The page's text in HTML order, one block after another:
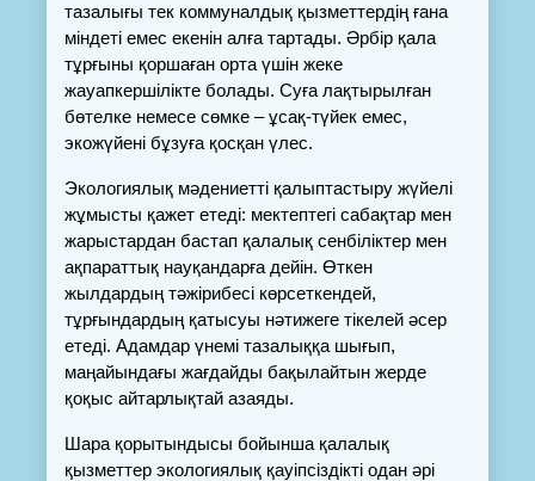
тазалығы тек коммуналдық қызметтердің ғана
міндеті емес екенін алға тартады. Әрбір қала
тұрғыны қоршаған орта үшін жеке
жауапкершілікте болады. Суға лақтырылған
бөтелке немесе сөмке – ұсақ-түйек емес,
экожүйені бұзуға қосқан үлес.
Экологиялық мәдениетті қалыптастыру жүйелі
жұмысты қажет етеді: мектептегі сабақтар мен
жарыстардан бастап қалалық сенбіліктер мен
ақпараттық науқандарға дейін. Өткен
жылдардың тәжірибесі көрсеткендей,
тұрғындардың қатысуы нәтижеге тікелей әсер
етеді. Адамдар үнемі тазалыққа шығып,
маңайындағы жағдайды бақылайтын жерде
қоқыс айтарлықтай азаяды.
Шара қорытындысы бойынша қалалық
қызметтер экологиялық қауіпсіздікті одан әрі